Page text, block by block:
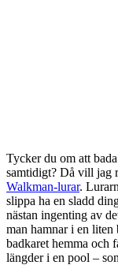
Tycker du om att
samtidigt? Då vill jag
Walkman-lurar.
slippa ha en sladd
nästan ingenting av
man hamnar i en
badkaret hemma och
längder i en pool –